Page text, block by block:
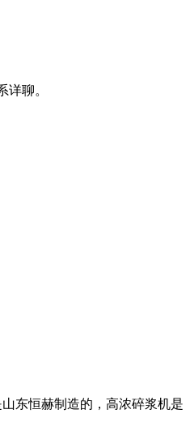
聊。
东恒赫制造的，高浓碎浆机是